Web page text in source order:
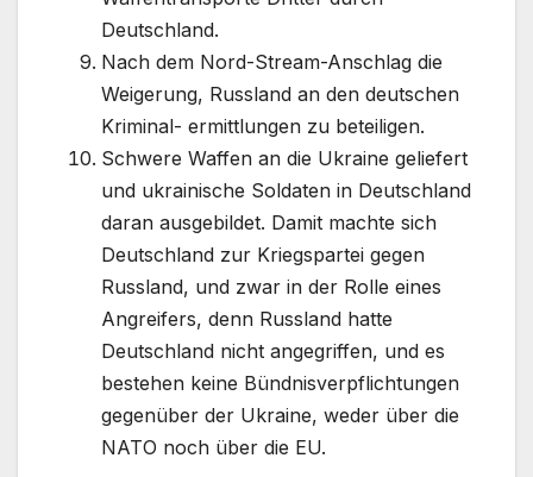
Deutschland.
Nach dem Nord-Stream-Anschlag die
Weigerung, Russland an den deutschen
Kriminal- ermittlungen zu beteiligen.
Schwere Waffen an die Ukraine geliefert
und ukrainische Soldaten in Deutschland
daran ausgebildet. Damit machte sich
Deutschland zur Kriegspartei gegen
Russland, und zwar in der Rolle eines
Angreifers, denn Russland hatte
Deutschland nicht angegriffen, und es
bestehen keine Bündnisverpflichtungen
gegenüber der Ukraine, weder über die
NATO noch über die EU.